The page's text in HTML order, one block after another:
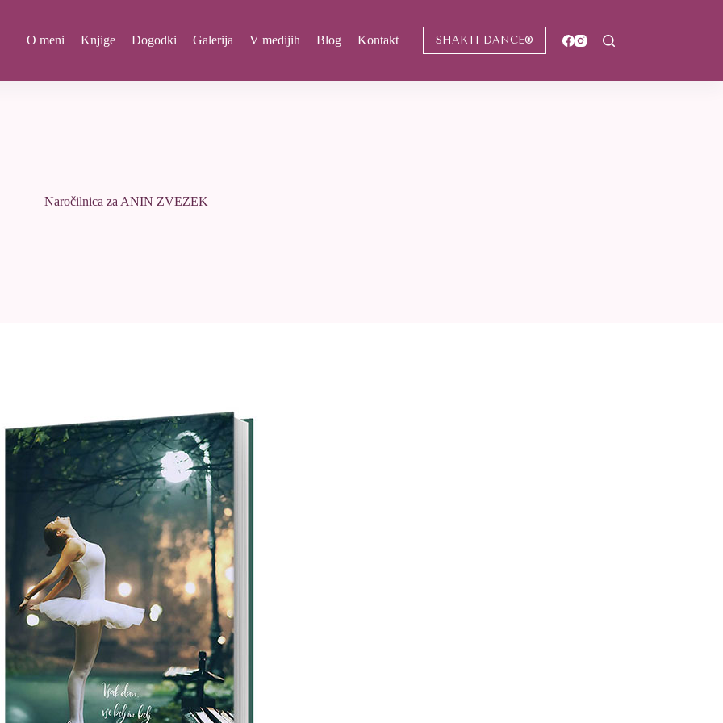
O meni Knjige Dogodki Galerija V medijih Blog Kontakt SHAKTI DANCE®
Naročilnica za ANIN ZVEZEK